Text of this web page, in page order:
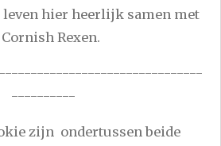
leven hier heerlijk samen met
Cornish Rexen.
----------
zijn ondertussen beide